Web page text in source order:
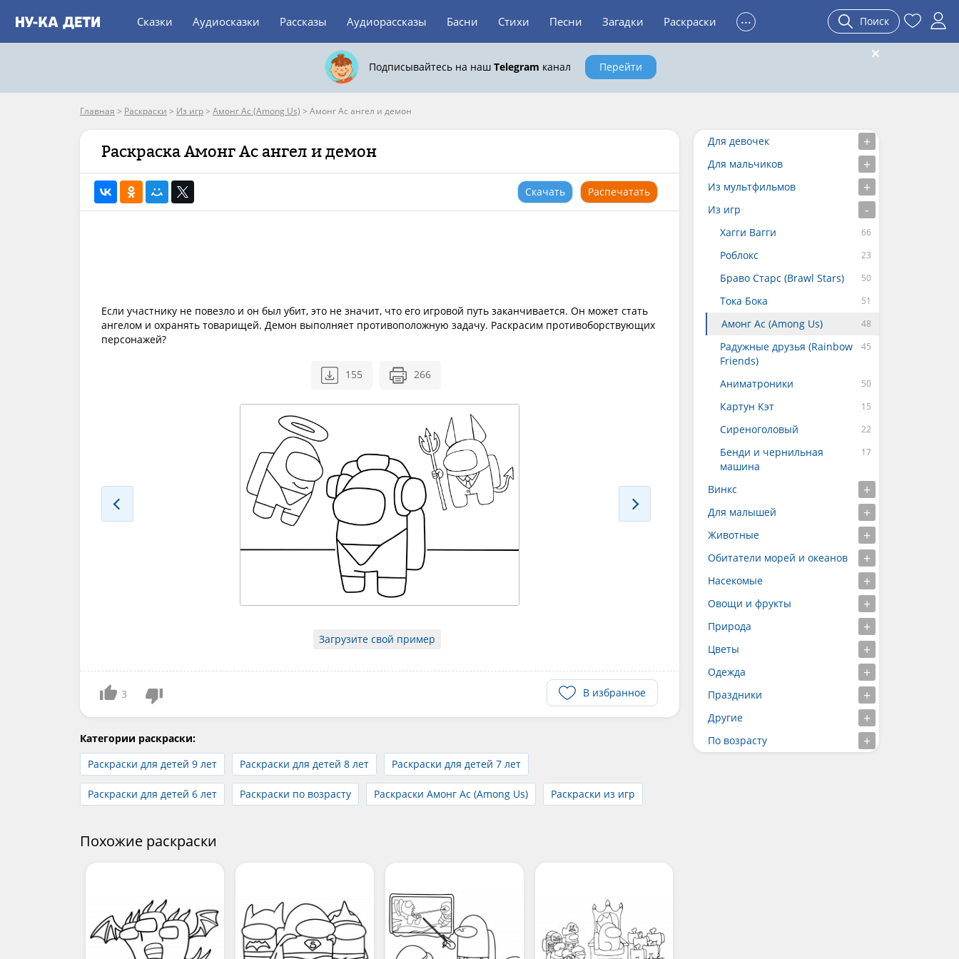
Сказки Аудиосказки Рассказы Аудиорассказы Басни Стихи Песни Загадки Раскраски ... Поиск
Подписывайтесь на наш Telegram канал Перейти
Главная > Раскраски > Из игр> Амонг Ас (Among Us) > Амонг Ас ангел и демон
Раскраска Амонг Ас ангел и демон
Скачать Распечатать
Если участнику не повезло и он был убит, это не значит, что его игровой путь заканчивается. Он может стать
ангелом и охранять товарищей. Демон выполняет противоположную задачу. Раскрасим противоборствующих
персонажей?
155 266
Загрузите свой пример
3 В избранное
Категории раскраски:
Раскраски для детей 9 лет
Раскраски для детей 8 лет Раскраски для детей 7 лет
Раскраски для детей 6 лет Раскраски по возрасту Раскраски Амонг Ас (Among Us) Раскраски из игр
Похожие раскраски
Для девочек
Для мальчиков
Из мультфильмов
Из игр
Хагги Вагги
Роблокс
Браво Старс (Brawl Stars)
Тока Бока
Амонг Ас (Among Us)
Радужные друзья (Rainbow
Friends)
Аниматроники
Картун Кэт
Сиреноголовый
Бенди и чернильная
машина
Винкс
Для малышей
Животные
Обитатели морей и океанов
Насекомые
Овощи и фрукты
Природа
Цветы
Одежда
Праздники
Другие
По возрасту